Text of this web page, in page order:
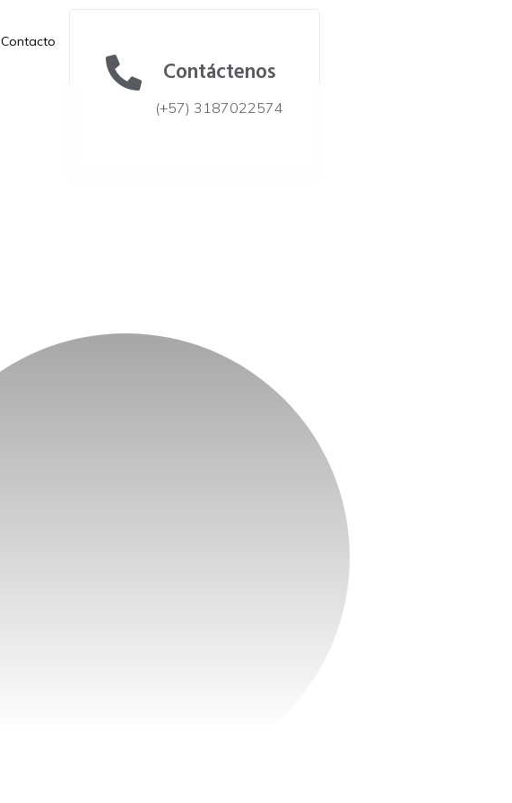
Contacto
Contáctenos
(+57) 3187022574